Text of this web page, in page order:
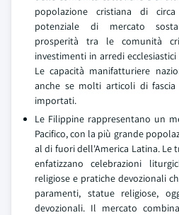
popolazione cristiana di
potenziale di mercato
prosperità tra le comunità
investimenti in arredi
Le capacità manifatturiere
anche se molti articoli di fascia
importati.
Le Filippine rappresentano un
Pacifico, con la più grande
al di fuori dell'America Latina. Le
enfatizzano celebrazioni
religiose e pratiche devozionali
paramenti, statue religiose,
devozionali. Il mercato